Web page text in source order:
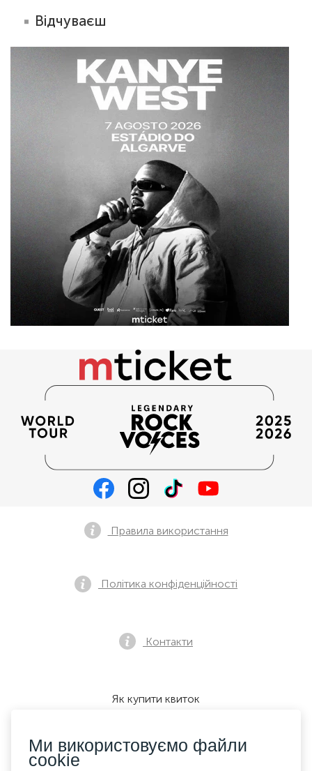
Відчуваєш
Правила використання
Політика конфіденційності
Контакти
Як купити квиток
Ми приймаємо:
Ми використовуємо файли
cookie